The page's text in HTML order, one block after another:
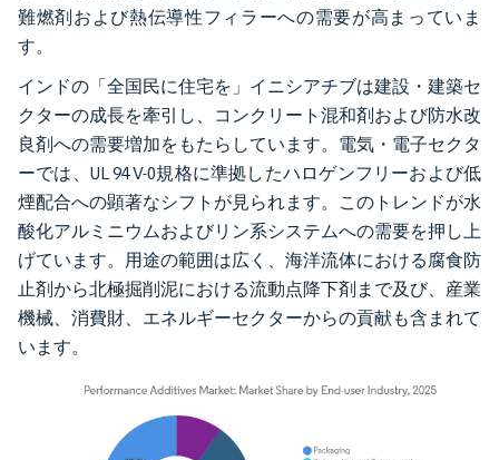
難燃剤および熱伝導性フィラーへの需要が高まっていま
す。
インドの「全国民に住宅を」イニシアチブは建設・建築セ
クターの成長を牽引し、コンクリート混和剤および防水改
良剤への需要増加をもたらしています。電気・電子セクタ
ーでは、UL 94 V-0規格に準拠したハロゲンフリーおよび低
煙配合への顕著なシフトが見られます。このトレンドが水
酸化アルミニウムおよびリン系システムへの需要を押し上
げています。用途の範囲は広く、海洋流体における腐食防
止剤から北極掘削泥における流動点降下剤まで及び、産業
機械、消費財、エネルギーセクターからの貢献も含まれて
います。